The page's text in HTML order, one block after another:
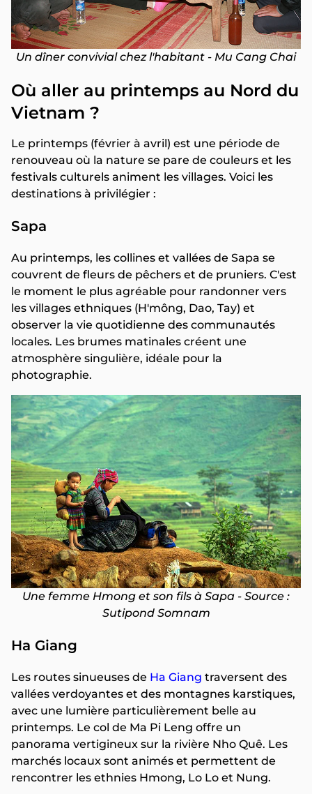
Un dîner convivial chez l'habitant - Mu Cang Chai
Où aller au printemps au Nord du
Vietnam ?
Le printemps (février à avril) est une période de
renouveau où la nature se pare de couleurs et les
festivals culturels animent les villages. Voici les
destinations à privilégier :
Sapa
Au printemps, les collines et vallées de Sapa se
couvrent de fleurs de pêchers et de pruniers. C'est
le moment le plus agréable pour randonner vers
les villages ethniques (H'mông, Dao, Tay) et
observer la vie quotidienne des communautés
locales. Les brumes matinales créent une
atmosphère singulière, idéale pour la
photographie.
Une femme Hmong et son fils à Sapa - Source :
Sutipond Somnam
Ha Giang
Les routes sinueuses de Ha Giang traversent des
vallées verdoyantes et des montagnes karstiques,
avec une lumière particulièrement belle au
printemps. Le col de Ma Pi Leng offre un
panorama vertigineux sur la rivière Nho Quê. Les
marchés locaux sont animés et permettent de
rencontrer les ethnies Hmong, Lo Lo et Nung.